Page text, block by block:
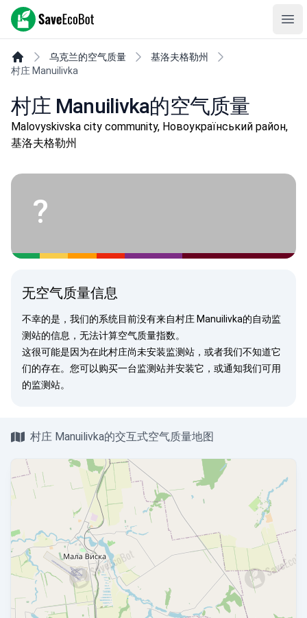
SaveEcoBot
乌克兰的空气质量
基洛夫格勒州
村庄 Manuilivka
村庄 Manuilivka的空气质量
Malovyskivska city community, Новоукраїнський район,
基洛夫格勒州
?
无空气质量信息
不幸的是，我们的系统目前没有来自村庄 Manuilivka的自动监
测站的信息，无法计算空气质量指数。
这很可能是因为在此村庄尚未安装监测站，或者我们不知道它
们的存在。您可以购买一台监测站并安装它，或通知我们可用
的监测站。
村庄 Manuilivka的交互式空气质量地图